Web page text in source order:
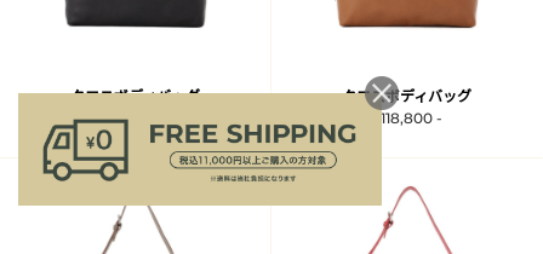
クロスボディバッグ
¥118,800 -
クロスボディバッグ
¥118,800 -